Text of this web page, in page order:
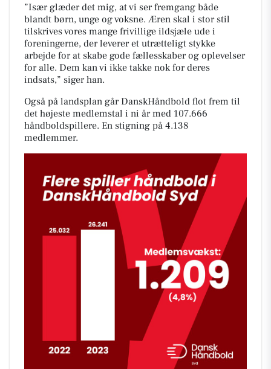
”Især glæder det mig, at vi ser fremgang både
blandt børn, unge og voksne. Æren skal i stor stil
tilskrives vores mange frivillige ildsjæle ude i
foreningerne, der leverer et utrætteligt stykke
arbejde for at skabe gode fællesskaber og oplevelser
for alle. Dem kan vi ikke takke nok for deres
indsats,” siger han.
Også på landsplan går DanskHåndbold flot frem til
det højeste medlemstal i ni år med 107.666
håndboldspillere. En stigning på 4.138
medlemmer.